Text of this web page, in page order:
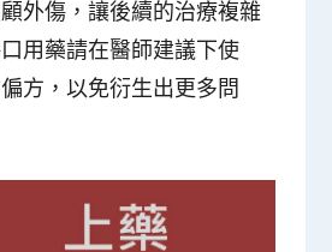
外傷，讓後續的治療複雜
用藥請在醫師建議下使
方，以免衍生出更多問